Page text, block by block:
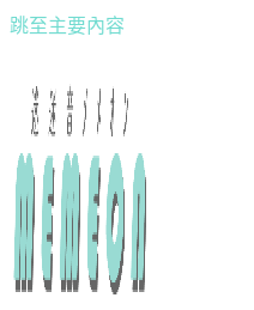
跳至主要內容